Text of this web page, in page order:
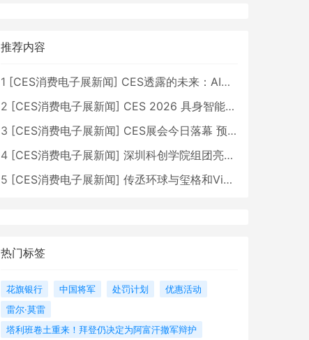
推荐内容
1 [CES消费电子展新闻] CES透露的未来：AI、机器人与智能生活大爆发
2 [CES消费电子展新闻] CES 2026 具身智能与创新领域 中国公司大放异彩
3 [CES消费电子展新闻] CES展会今日落幕 预计2026行业收入将超五千亿美元
4 [CES消费电子展新闻] 深圳科创学院组团亮相CES 广受好评
5 [CES消费电子展新闻] 传丞环球与玺格和VibeLens共同推出全新耳机
热门标签
花旗银行 中国将军 处罚计划
优惠活动
雷尔·莫雷
塔利班卷土重来！拜登仍决定为阿富汗撤军辩护